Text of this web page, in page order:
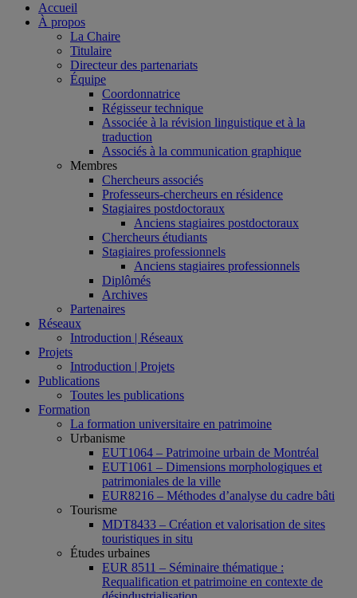
Accueil
À propos
La Chaire
Titulaire
Directeur des partenariats
Équipe
Coordonnatrice
Régisseur technique
Associée à la révision linguistique et à la
traduction
Associés à la communication graphique
Membres
Chercheurs associés
Professeurs-chercheurs en résidence
Stagiaires postdoctoraux
Anciens stagiaires postdoctoraux
Chercheurs étudiants
Stagiaires professionnels
Anciens stagiaires professionnels
Diplômés
Archives
Partenaires
Réseaux
Introduction | Réseaux
Projets
Introduction | Projets
Publications
Toutes les publications
Formation
La formation universitaire en patrimoine
Urbanisme
EUT1064 – Patrimoine urbain de Montréal
EUT1061 – Dimensions morphologiques et
patrimoniales de la ville
EUR8216 – Méthodes d’analyse du cadre bâti
Tourisme
MDT8433 – Création et valorisation de sites
touristiques in situ
Études urbaines
EUR 8511 – Séminaire thématique :
Requalification et patrimoine en contexte de